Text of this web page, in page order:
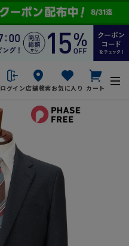
ログイン店舗検索お気に入り カート